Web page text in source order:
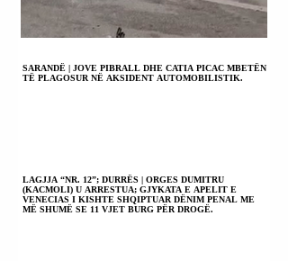
SARANDË | JOVE PIBRALL DHE CATIA PICAC MBETËN
TË PLAGOSUR NË AKSIDENT AUTOMOBILISTIK.
LAGJJA “NR. 12”; DURRËS | ORGES DUMITRU
(KACMOLI) U ARRESTUA; GJYKATA E APELIT E
VENECIAS I KISHTE SHQIPTUAR DËNIM PENAL ME
MË SHUMË SE 11 VJET BURG PËR DROGË.